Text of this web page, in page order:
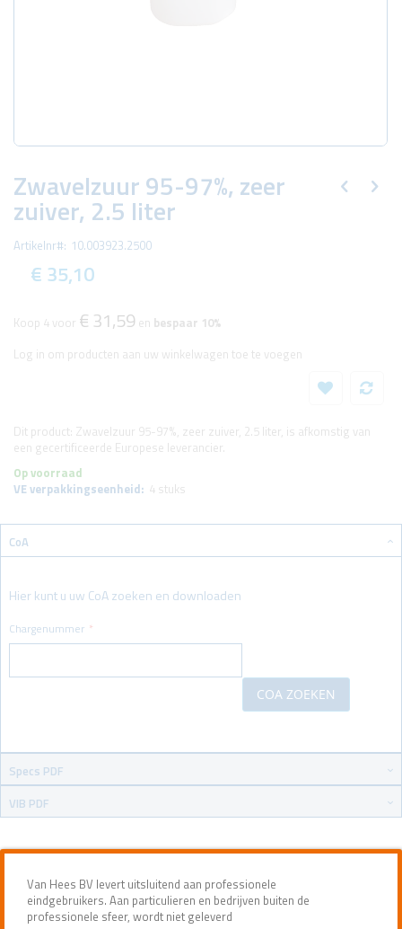
Van Hees BV levert uitsluitend aan professionele
eindgebruikers. Aan particulieren en bedrijven buiten de
professionele sfeer, wordt niet geleverd
Zwavelzuur 95-97%, zeer
zuiver, 2.5 liter
Artikelnr 10.003923.2500
€ 35,10
Koop 4 voor € 31,59 en bespaar 10%
Log in om producten aan uw winkelwagen toe te voegen
Dit product: Zwavelzuur 95-97%, zeer zuiver, 2.5 liter, is afkomstig van
een gecertificeerde Europese leverancier.
Op voorraad
VE verpakkingseenheid: 4 stuks
het
begin
van
afbeeldingen-
gallerij
CoA
Hier kunt u uw CoA zoeken en downloaden
Chargenummer
COA ZOEKEN
Specs PDF
VIB PDF